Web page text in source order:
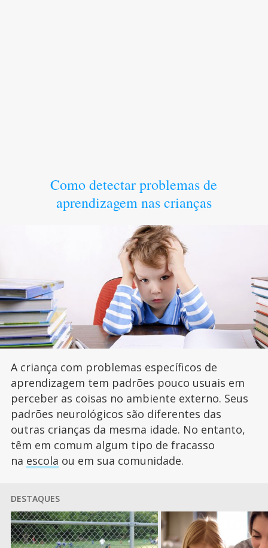
Como detectar problemas de
aprendizagem nas crianças
A criança com problemas específicos de
aprendizagem tem padrões pouco usuais em
perceber as coisas no ambiente externo. Seus
padrões neurológicos são diferentes das
outras crianças da mesma idade. No entanto,
têm em comum algum tipo de fracasso
na escola ou em sua comunidade.
DESTAQUES